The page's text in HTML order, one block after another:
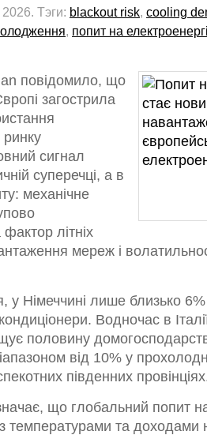
Тэги: blackout risk, cooling
, попит на
повідомило, що
загострила
ринку
сигнал
суперечці, а в
механічне
літніх
мереж і
у Німеччині лише близько
Водночас в Італії
половину
від 10% у
південних
що глобальний попит
температурами та доходами